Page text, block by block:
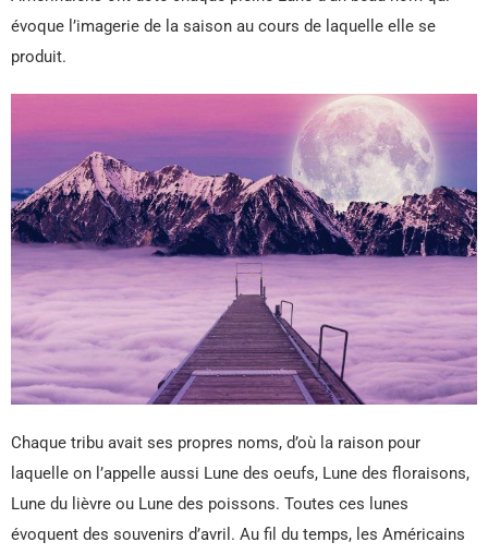
évoque l’imagerie de la saison au cours de laquelle elle se
produit.
Chaque tribu avait ses propres noms, d’où la raison pour
laquelle on l’appelle aussi Lune des oeufs, Lune des floraisons,
Lune du lièvre ou Lune des poissons. Toutes ces lunes
évoquent des souvenirs d’avril. Au fil du temps, les Américains